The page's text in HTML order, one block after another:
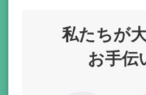
私たちが
お手伝